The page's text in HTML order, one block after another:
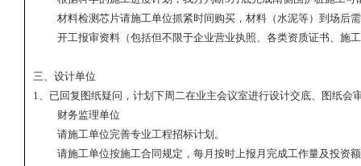
材料检测芯片请施工单位抓紧时间购买，材料（水泥等）到场后
开工报审资料（包括但不限于企业营业执照、各类资质证书、施
三、设计单位
1、已回复图纸疑问，计划下周二在业主会议室进行设计交底、图纸
财务监理单位
请施工单位完善专业工程招标计划。
请施工单位按施工合同规定，每月按时上报月完成工作量及投资